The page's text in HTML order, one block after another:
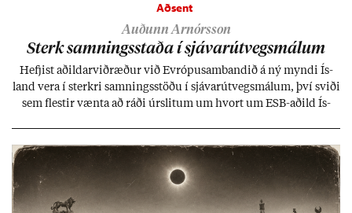
Aðsent
Auðunn Arnórsson
Sterk samn­ings­staða í sjáv­ar­út­vegs­mál­um
Hefj­ist að­ild­ar­við­ræð­ur við Evr­ópu­sam­band­ið á ný myndi Ís­
land vera í sterkri samn­ings­stöðu í sjáv­ar­út­vegs­mál­um, því sviði
sem flest­ir vænta að ráði úr­slit­um um hvort um ESB-að­ild Ís­
kerfi, en sveigj­an­leiki til lausna er um­tals­verð­ur.